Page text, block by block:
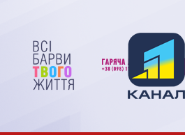
вмісту